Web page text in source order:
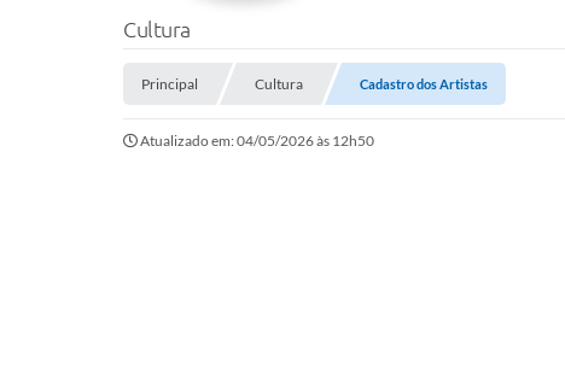
Cultura
Principal Cultura Cadastro dos Artistas
Atualizado em: 04/05/2026 às 12h50